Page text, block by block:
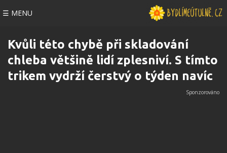
☰ MENU
Kvůli této chybě při skladování
chleba většině lidí zplesniví. S tímto
trikem vydrží čerstvý o týden navíc